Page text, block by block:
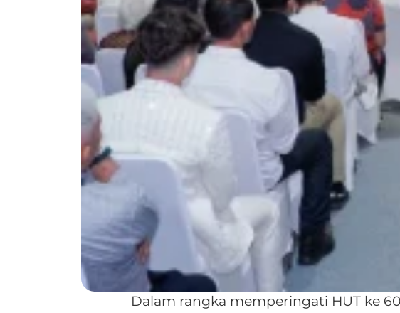
Dalam rangka memperingati HUT ke